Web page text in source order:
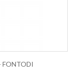
FONTODI